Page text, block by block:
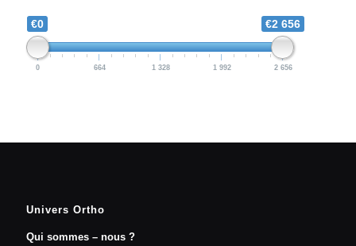
€0 €2 656
0 664 1 328 1 992 2 656
Univers Ortho
Qui sommes – nous ?